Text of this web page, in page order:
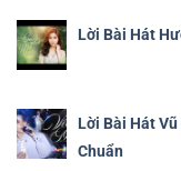
Lời Bài Hát
Lời Bài Hát
Chuẩn